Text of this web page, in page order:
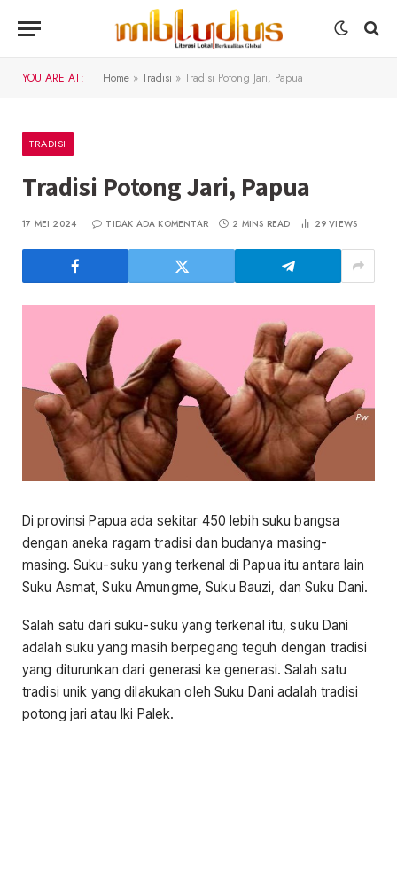
YOU ARE AT: Home » Tradisi » Tradisi Potong Jari, Papua
TRADISI
Tradisi Potong Jari, Papua
17 MEI 2024 TIDAK ADA KOMENTAR 2 MINS READ 29VIEWS
Di provinsi Papua ada sekitar 450 lebih suku bangsa
dengan aneka ragam tradisi dan budanya masing-
masing. Suku-suku yang terkenal di Papua itu antara lain
Suku Asmat, Suku Amungme, Suku Bauzi, dan Suku Dani.
Salah satu dari suku-suku yang terkenal itu, suku Dani
adalah suku yang masih berpegang teguh dengan tradisi
yang diturunkan dari generasi ke generasi. Salah satu
tradisi unik yang dilakukan oleh Suku Dani adalah tradisi
potong jari atau Iki Palek.